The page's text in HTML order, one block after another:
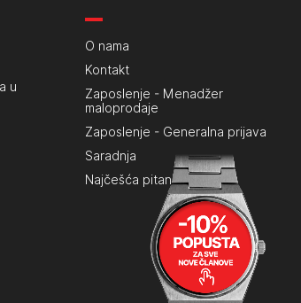
u
O nama
Kontakt
Zaposlenje - Menadžer
maloprodaje
Zaposlenje - Generalna prijava
Saradnja
Najčešća pitanja